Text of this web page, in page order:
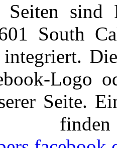
sind
South
Logo
Seite.